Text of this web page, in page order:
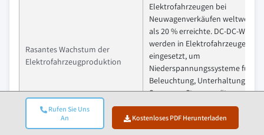
Rufen Sie Uns
An
Kostenloses PDF Herunterladen
Rasantes Wachstum der
Elektrofahrzeugproduktion
Elektrofahrzeugen bei
Neuwagenverkäufen weltweit
als 20 % erreichte. DC-DC-
werden in Elektrofahrzeugen
eingesetzt, um
Niederspannungssysteme für
Beleuchtung, Unterhaltung,
Sensoren, Steuergeräte usw.
bereitzustellen, was zu einer
höheren Marktnachfrage nach
DC-Wandlern führt.